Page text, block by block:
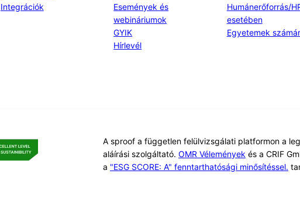
Integrációk
Események és
webináriumok
GYIK
Hírlevél
Humánerőforrás/
esetében
Egyetemek
A sproof a független felülvizsgálati platformon a
aláírási szolgáltató. OMR Vélemények és a CRIF
a "ESG SCORE: A" fenntarthatósági minősítéssel.